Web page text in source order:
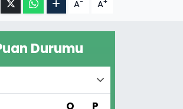
A A
Durumu
O P